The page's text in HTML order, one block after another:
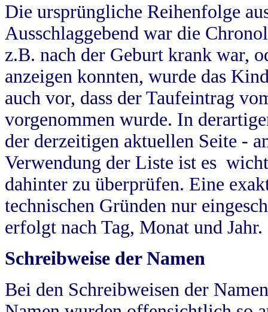
Die ursprüngliche Reihenfolge
Ausschlaggebend war die
z.B. nach der Geburt krank war,
anzeigen konnten, wurde das
auch vor, dass der Taufeintrag
vorgenommen wurde. In
der derzeitigen aktuellen Seite -
Verwendung der Liste ist es
dahinter zu überprüfen. Eine
technischen Gründen nur
erfolgt nach Tag, Monat und Jahr.
Schreibweise der Namen
Bei den Schreibweisen der